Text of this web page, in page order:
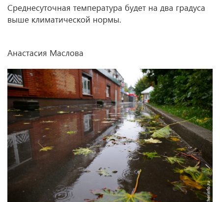
Среднесуточная температура будет на два градуса
выше климатической нормы.
Анастасия Маслова